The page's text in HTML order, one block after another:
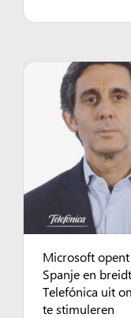
Microsoft
Spanje en
Telefónica uit
te stimuleren